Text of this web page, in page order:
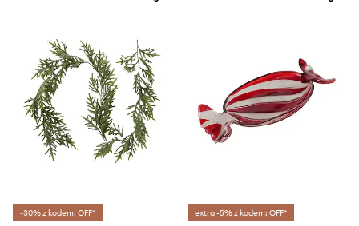
-30% z kodem: OFF* extra -5% z kodem: OFF*